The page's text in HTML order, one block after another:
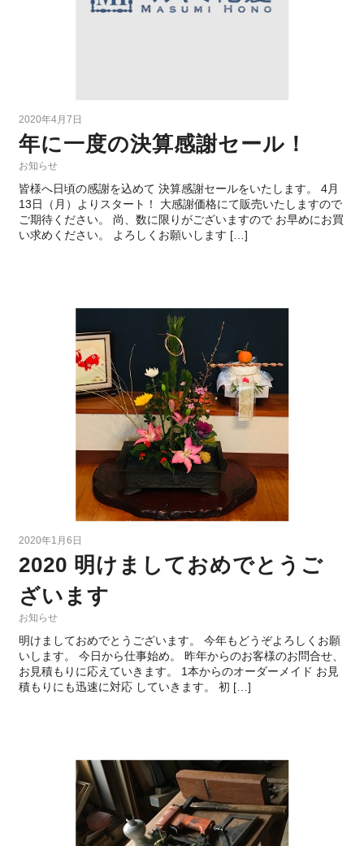
2020年4月7日
年に一度の決算感謝セール！
お知らせ
皆様へ日頃の感謝を込めて 決算感謝セールをいたします。 4月
13日（月）よりスタート！ 大感謝価格にて販売いたしますので
ご期待ください。 尚、数に限りがございますので お早めにお買
い求めください。 よろしくお願いします […]
2020年1月6日
2020 明けましておめでとうご
ざいます
お知らせ
明けましておめでとうございます。 今年もどうぞよろしくお願
いします。 今日から仕事始め。 昨年からのお客様のお問合せ、
お見積もりに応えていきます。 1本からのオーダーメイド お見
積もりにも迅速に対応 していきます。 初 […]